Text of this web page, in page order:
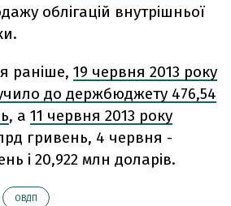
облігацій внутрішньої
раніше, 19 червня 2013 року
до держбюджету 476,54
, а 11 червня 2013 року
гривень, 4 червня -
і 20,922 млн доларів.
ОВДП